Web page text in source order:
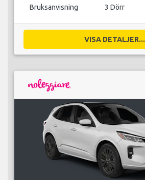
Bruksanvisning 3 Dörr
VISA DETALJER...